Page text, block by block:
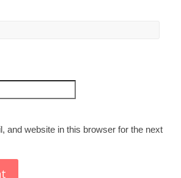
and website in this browser for the next